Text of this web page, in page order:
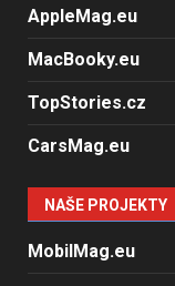
AppleMag.eu
MacBooky.eu
TopStories.cz
CarsMag.eu
NAŠE PROJEKTY
MobilMag.eu